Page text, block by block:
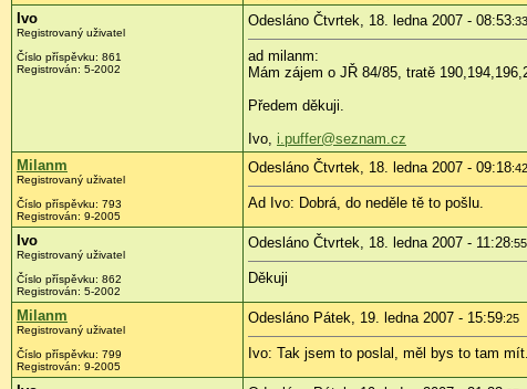
Ivo
Registrovaný uživatel
Číslo příspěvku: 861
Registrován: 5-2002
Odesláno Čtvrtek, 18. ledna 2007 - 08:53:33
ad milanm:
Mám zájem o JŘ 84/85, tratě
Předem děkuji.
Ivo, i.puffer@seznam.cz
Milanm
Registrovaný uživatel
Číslo příspěvku: 793
Registrován: 9-2005
Odesláno Čtvrtek, 18. ledna 2007 - 09:18:42
Ad Ivo: Dobrá, do neděle tě to pošlu.
Ivo
Registrovaný uživatel
Číslo příspěvku: 862
Registrován: 5-2002
Odesláno Čtvrtek, 18. ledna 2007 - 11:28:55
Děkuji
Milanm
Registrovaný uživatel
Číslo příspěvku: 799
Registrován: 9-2005
Odesláno Pátek, 19. ledna 2007 - 15:59:25
Ivo: Tak jsem to poslal, měl bys to tam mít.